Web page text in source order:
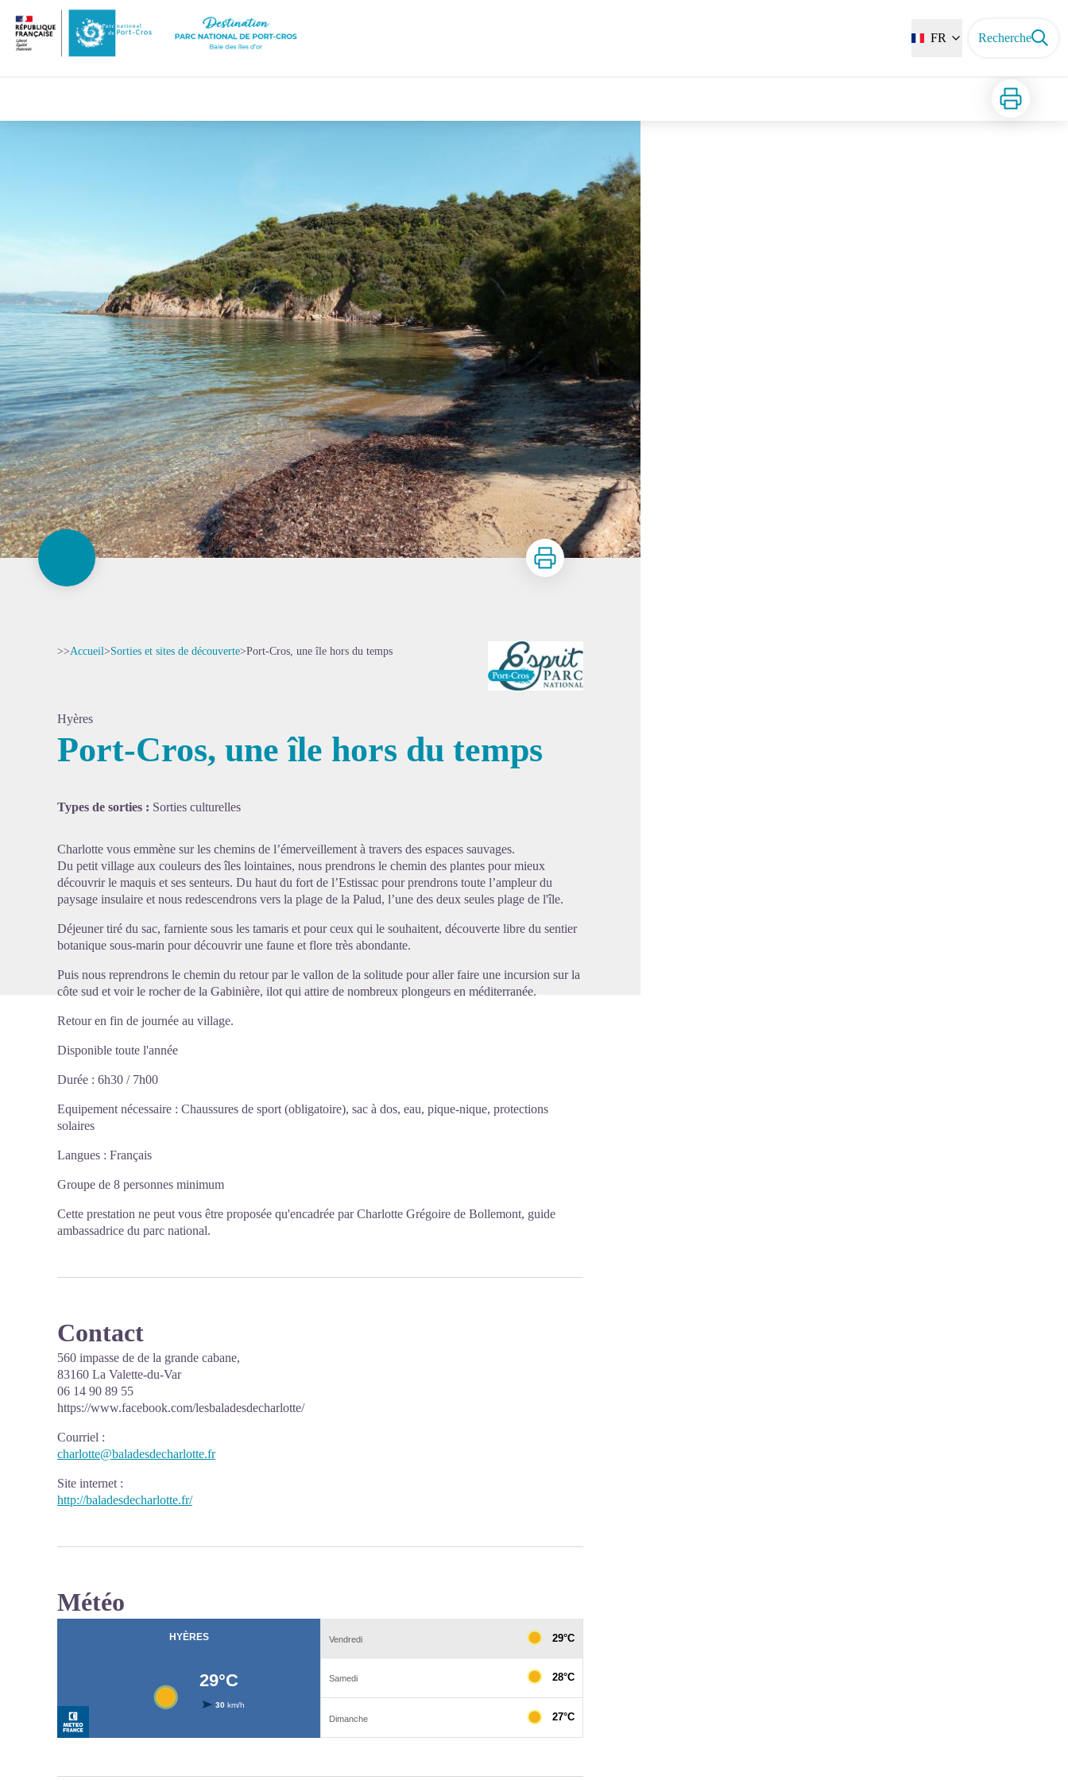
FR Recherche
Imprimer
Imprimer
>>Accueil>Sorties et sites de découverte>Port-Cros, une île hors du temps
Hyères
Port-Cros, une île hors du temps
Types de sorties : Sorties culturelles
Charlotte vous emmène sur les chemins de l’émerveillement à travers des espaces sauvages.
Du petit village aux couleurs des îles lointaines, nous prendrons le chemin des plantes pour mieux
découvrir le maquis et ses senteurs. Du haut du fort de l’Estissac pour prendrons toute l’ampleur du
paysage insulaire et nous redescendrons vers la plage de la Palud, l’une des deux seules plage de l'île.
Déjeuner tiré du sac, farniente sous les tamaris et pour ceux qui le souhaitent, découverte libre du sentier
botanique sous-marin pour découvrir une faune et flore très abondante.
Puis nous reprendrons le chemin du retour par le vallon de la solitude pour aller faire une incursion sur la
côte sud et voir le rocher de la Gabinière, ilot qui attire de nombreux plongeurs en méditerranée.
Retour en fin de journée au village.
Disponible toute l'année
Durée : 6h30 / 7h00
Equipement nécessaire : Chaussures de sport (obligatoire), sac à dos, eau, pique-nique, protections
solaires
Langues : Français
Groupe de 8 personnes minimum
Cette prestation ne peut vous être proposée qu'encadrée par Charlotte Grégoire de Bollemont, guide
ambassadrice du parc national.
Contact
560 impasse de de la grande cabane,
83160 La Valette-du-Var
06 14 90 89 55
https://www.facebook.com/lesbaladesdecharlotte/
Courriel :
charlotte@baladesdecharlotte.fr
Site internet :
http://baladesdecharlotte.fr/
Météo